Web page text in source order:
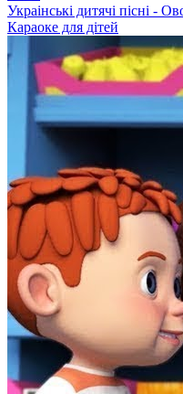
Украiнські дитячі пісні -
Караоке для дітей